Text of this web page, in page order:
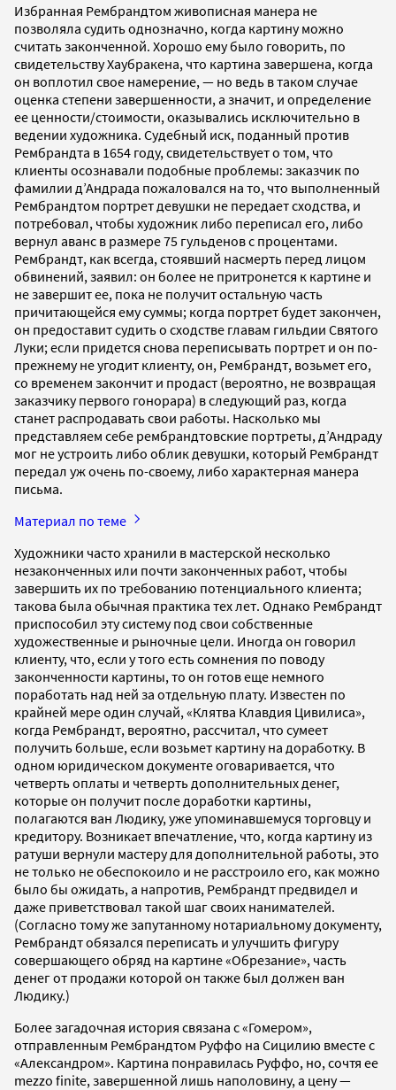
Избранная Рембрандтом живописная манера не
позволяла судить однозначно, когда картину можно
считать законченной. Хорошо ему было говорить, по
свидетельству Хаубракена, что картина завершена, когда
он воплотил свое намерение, — но ведь в таком случае
оценка степени завершенности, а значит, и определение
ее ценности/стоимости, оказывались исключительно в
ведении художника. Судебный иск, поданный против
Рембрандта в 1654 году, свидетельствует о том, что
клиенты осознавали подобные проблемы: заказчик по
фамилии д’Андрада пожаловался на то, что выполненный
Рембрандтом портрет девушки не передает сходства, и
потребовал, чтобы художник либо переписал его, либо
вернул аванс в размере 75 гульденов с процентами.
Рембрандт, как всегда, стоявший насмерть перед лицом
обвинений, заявил: он более не притронется к картине и
не завершит ее, пока не получит остальную часть
причитающейся ему суммы; когда портрет будет закончен,
он предоставит судить о сходстве главам гильдии Святого
Луки; если придется снова переписывать портрет и он по-
прежнему не угодит клиенту, он, Рембрандт, возьмет его,
со временем закончит и продаст (вероятно, не возвращая
заказчику первого гонорара) в следующий раз, когда
станет распродавать свои работы. Насколько мы
представляем себе рембрандтовские портреты, д’Андраду
мог не устроить либо облик девушки, который Рембрандт
передал уж очень по-своему, либо характерная манера
письма.
Материал по теме
Художники часто хранили в мастерской несколько
незаконченных или почти законченных работ, чтобы
завершить их по требованию потенциального клиента;
такова была обычная практика тех лет. Однако Рембрандт
приспособил эту систему под свои собственные
художественные и рыночные цели. Иногда он говорил
клиенту, что, если у того есть сомнения по поводу
законченности картины, то он готов еще немного
поработать над ней за отдельную плату. Известен по
крайней мере один случай, «Клятва Клавдия Цивилиса»,
когда Рембрандт, вероятно, рассчитал, что сумеет
получить больше, если возьмет картину на доработку. В
одном юридическом документе оговаривается, что
четверть оплаты и четверть дополнительных денег,
которые он получит после доработки картины,
полагаются ван Людику, уже упоминавшемуся торговцу и
кредитору. Возникает впечатление, что, когда картину из
ратуши вернули мастеру для дополнительной работы, это
не только не обеспокоило и не расстроило его, как можно
было бы ожидать, а напротив, Рембрандт предвидел и
даже приветствовал такой шаг своих нанимателей.
(Согласно тому же запутанному нотариальному документу,
Рембрандт обязался переписать и улучшить фигуру
совершающего обряд на картине «Обрезание», часть
денег от продажи которой он также был должен ван
Людику.)
Более загадочная история связана с «Гомером»,
отправленным Рембрандтом Руффо на Сицилию вместе с
«Александром». Картина понравилась Руффо, но, сочтя ее
mezzo finite, завершенной лишь наполовину, а цену —